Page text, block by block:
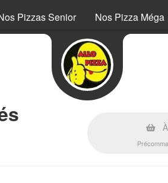
Pizzas Senior Nos Pizza Méga